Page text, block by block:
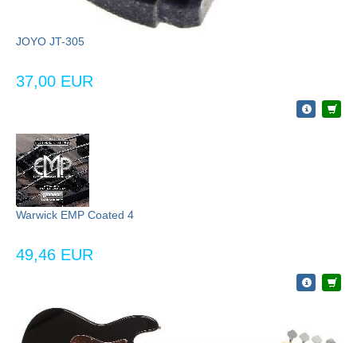
JOYO JT-305
37,00 EUR
Warwick EMP Coated 4
49,46 EUR